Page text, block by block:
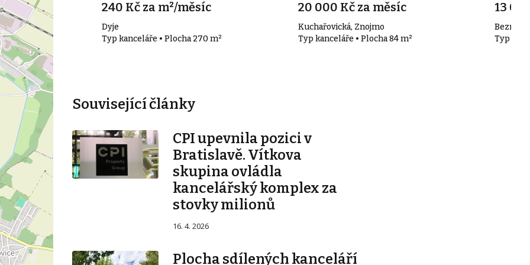
m²
240 Kč za m²/měsíc
Dyje
Typ kanceláře • Plocha 270 m²
20 000 Kč za měsíc
Kuchařovická, Znojmo
Typ kanceláře • Plocha 84 m²
13
Typ
Související články
CPI upevnila pozici v
Bratislavě. Vítkova
skupina ovládla
kancelářský komplex za
stovky milionů
16. 4. 2026
Plocha sdílených kanceláří